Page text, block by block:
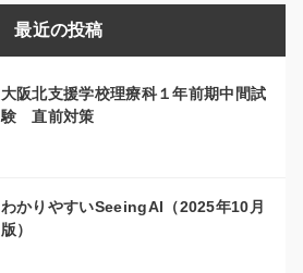
最近の投稿
大阪北支援学校理療科１年前期中間試
験 直前対策
わかりやすいSeeingAI（2025年10月
版）